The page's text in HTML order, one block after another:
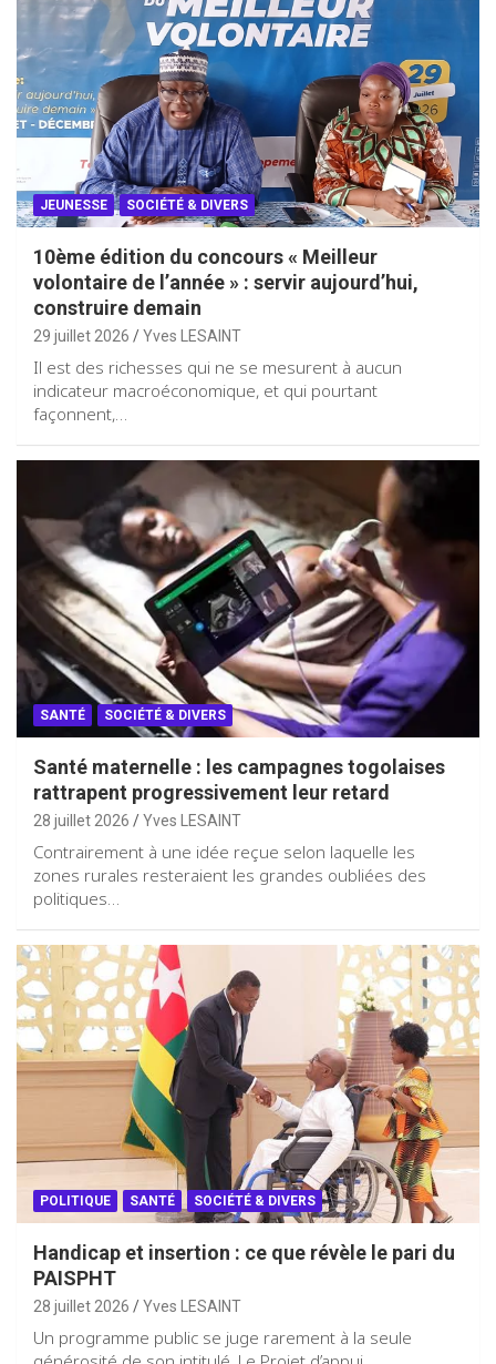
JEUNESSE SOCIÉTÉ & DIVERS
10ème édition du concours « Meilleur
volontaire de l’année » : servir aujourd’hui,
construire demain
29 juillet 2026 Yves LESAINT
Il est des richesses qui ne se mesurent à aucun
indicateur macroéconomique, et qui pourtant
façonnent,…
SANTÉ SOCIÉTÉ & DIVERS
Santé maternelle : les campagnes togolaises
rattrapent progressivement leur retard
28 juillet 2026 Yves LESAINT
Contrairement à une idée reçue selon laquelle les
zones rurales resteraient les grandes oubliées des
politiques…
POLITIQUE SANTÉ SOCIÉTÉ & DIVERS
Handicap et insertion : ce que révèle le pari du
PAISPHT
28 juillet 2026 Yves LESAINT
Un programme public se juge rarement à la seule